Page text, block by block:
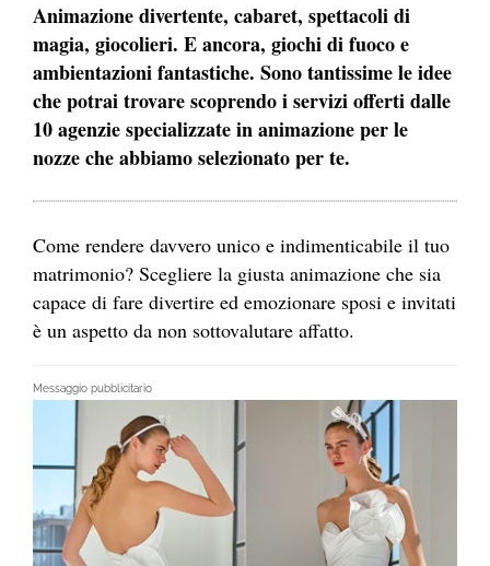
Animazione divertente, cabaret, spettacoli di
magia, giocolieri. E ancora, giochi di fuoco e
ambientazioni fantastiche. Sono tantissime le idee
che potrai trovare scoprendo i servizi offerti dalle
10 agenzie specializzate in animazione per le
nozze che abbiamo selezionato per te.
Come rendere davvero unico e indimenticabile il tuo
matrimonio? Scegliere la giusta animazione che sia
capace di fare divertire ed emozionare sposi e invitati
è un aspetto da non sottovalutare affatto.
Messaggio pubblicitario